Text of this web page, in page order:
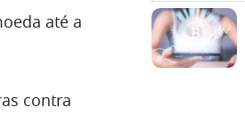
até a
contra